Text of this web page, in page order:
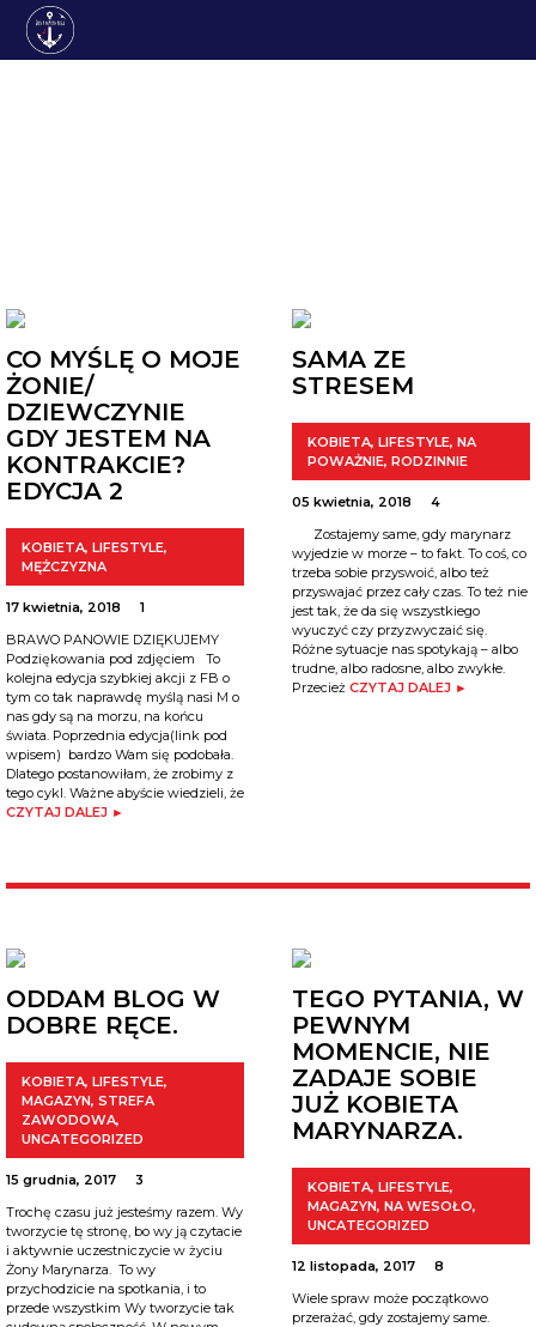
CO MYŚLĘ O MOJE
ŻONIE/
DZIEWCZYNIE
GDY JESTEM NA
KONTRAKCIE?
EDYCJA 2
KOBIETA, LIFESTYLE,
MĘŻCZYZNA
17 kwietnia, 2018
1
BRAWO PANOWIE DZIĘKUJEMY
Podziękowania pod zdjęciem To
kolejna edycja szybkiej akcji z FB o
tym co tak naprawdę myślą nasi M o
nas gdy są na morzu, na końcu
świata. Poprzednia edycja(link pod
wpisem) bardzo Wam się podobała.
Dlatego postanowiłam, że zrobimy z
tego cykl. Ważne abyście wiedzieli, że
CZYTAJ DALEJ ►
SAMA ZE
STRESEM
KOBIETA, LIFESTYLE, NA
POWAŻNIE, RODZINNIE
05 kwietnia, 2018
4
Zostajemy same, gdy marynarz
wyjedzie w morze – to fakt. To coś, co
trzeba sobie przyswoić, albo też
przyswajać przez cały czas. To też nie
jest tak, że da się wszystkiego
wyuczyć czy przyzwyczaić się.
Różne sytuacje nas spotykają – albo
trudne, albo radosne, albo zwykłe.
Przecież CZYTAJ DALEJ ►
ODDAM BLOG W
DOBRE RĘCE.
KOBIETA, LIFESTYLE,
MAGAZYN, STREFA
ZAWODOWA,
UNCATEGORIZED
15 grudnia, 2017
3
Trochę czasu już jesteśmy razem. Wy
tworzycie tę stronę, bo wy ją czytacie
i aktywnie uczestniczycie w życiu
Żony Marynarza. To wy
przychodzicie na spotkania, i to
przede wszystkim Wy tworzycie tak
TEGO PYTANIA, W
PEWNYM
MOMENCIE, NIE
ZADAJE SOBIE
JUŻ KOBIETA
MARYNARZA.
KOBIETA, LIFESTYLE,
MAGAZYN, NA WESOŁO,
UNCATEGORIZED
12 listopada, 2017
8
Wiele spraw może początkowo
przerażać, gdy zostajemy same.